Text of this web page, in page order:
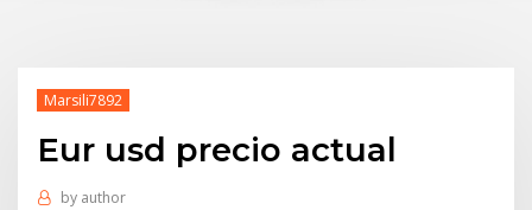
Marsili7892
Eur usd precio actual
by author